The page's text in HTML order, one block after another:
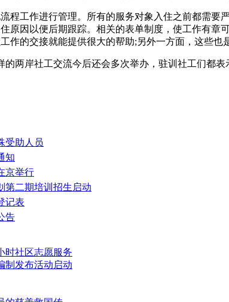
程工作进行管理。所有的服务对象入住之前都需
原因以便后期跟踪。相关的表单制度，使工作有
作的交接就能提供很大的帮助;另外一方面，这些也
两岸社工交流今后还会多次举办，驻训社工们都表
受助人员
知
京举行
第二期培训招生启动
记表
告
时社区志愿服务
制发布活动启动